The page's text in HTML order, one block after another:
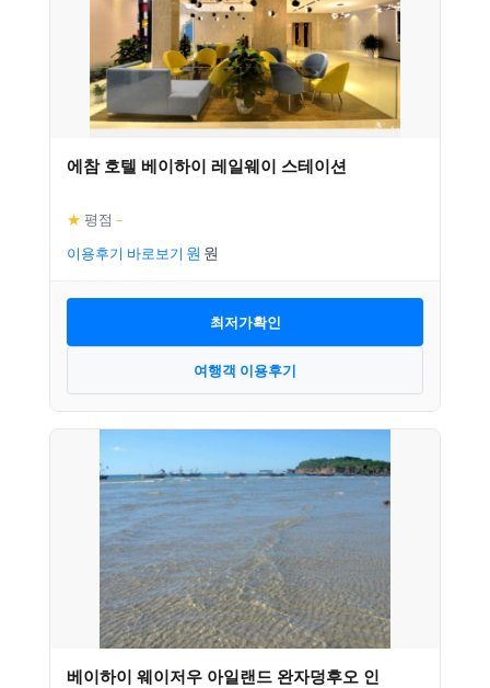
에참 호텔 베이하이 레일웨이 스테이션
★ 평점 –
이용후기 바로보기
최저가확인
여행객 이용후기
베이하이 웨이저우 아일랜드 완자덩후오 인